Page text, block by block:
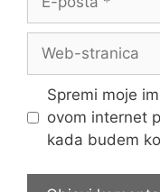
pošta
stranica
Spremi moje
ovom internet
kada budem